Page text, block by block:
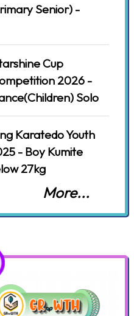
Senior) -
Cup
2026 -
Solo
Karatedo Youth
- Boy Kumite
27kg
More...